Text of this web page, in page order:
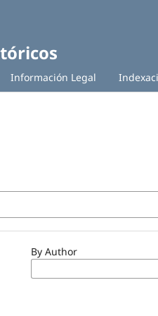
Información Legal
By Author